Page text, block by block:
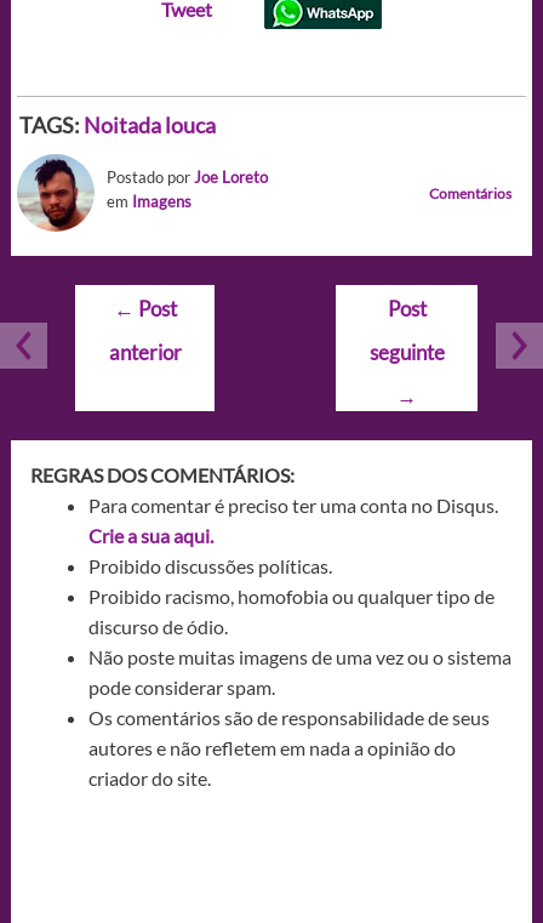
Tweet
TAGS: Noitada louca
Postado porJoe Loreto
em Imagens Comentários
Navegação
Post
← Post
anterior
Post
seguinte
→
REGRAS DOS COMENTÁRIOS:
Para comentar é preciso ter uma conta no Disqus.
Crie a sua aqui.
Proibido discussões políticas.
Proibido racismo, homofobia ou qualquer tipo de
discurso de ódio.
Não poste muitas imagens de uma vez ou o sistema
pode considerar spam.
Os comentários são de responsabilidade de seus
autores e não refletem em nada a opinião do
criador do site.